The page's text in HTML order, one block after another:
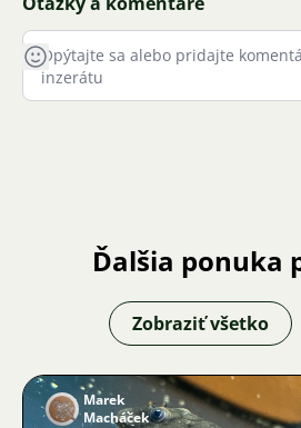
Ďalšia ponuka
Zobraziť všetko
Marek
Macháček